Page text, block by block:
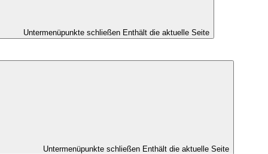
Untermenüpunkte schließen Enthält die aktuelle Seite
Untermenüpunkte schließen Enthält die aktuelle Seite